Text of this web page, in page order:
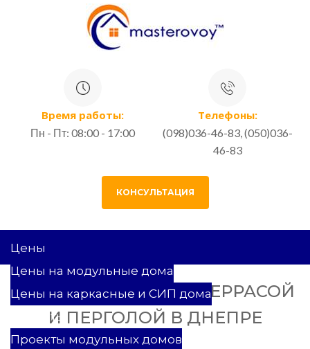
Время работы:
Пн - Пт: 08:00 - 17:00
Телефоны:
(098)036-46-83, (050)036-
46-83
КОНСУЛЬТАЦИЯ
Цены
Цены на модульные дома
Цены на каркасные и СИП дома
Проекты
Проекты модульных домов
КАРКАСНЫЙ ДОМ С ТЕРРАСОЙ
И ПЕРГОЛОЙ В ДНЕПРЕ